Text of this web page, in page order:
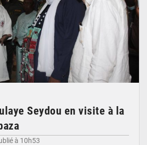
Seydou en visite à la
à 10h53